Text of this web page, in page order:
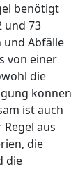
benötigt
und 73
und Abfälle
von einer
die
können
ist auch
aus
die
die